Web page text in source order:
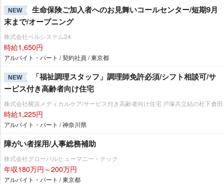
NEW
生命保険ご加入者へのお見舞いコールセンター/短期9月
末まで/オープニング
株式会社ベルシステム24
時給1,650円
アルバイト・パート / 契約社員 / 東京都
NEW
「福祉調理スタッフ」調理師免許必須/シフト相談可/サ
ービス付き高齢者向け住宅
株式会社横浜メディカルケア/サービス付き高齢者向け住宅 戸塚共立結の杜下倉田
時給1,225円
アルバイト・パート / 神奈川県
障がい者採用/人事総務補助
株式会社グローバルヒューマニー・テック
年収180万円～200万円
アルバイト・パート / 東京都